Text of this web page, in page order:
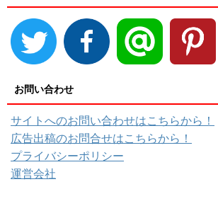
お問い合わせ
サイトへのお問い合わせはこちらから！
広告出稿のお問合せはこちらから！
プライバシーポリシー
運営会社